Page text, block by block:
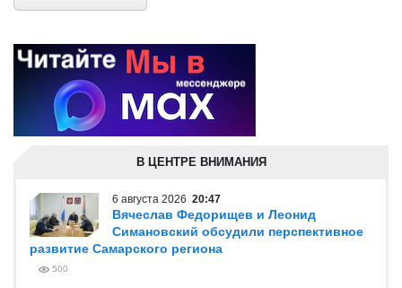
В ЦЕНТРЕ ВНИМАНИЯ
6 августа 2026 20:47
Вячеслав Федорищев и Леонид
Симановский обсудили перспективное
развитие Самарского региона
500